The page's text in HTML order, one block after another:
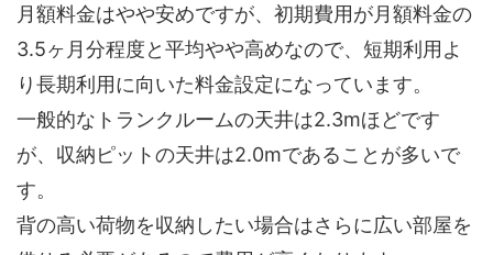
月額料金はやや安めですが、初期費用が月額料金の
3.5ヶ月分程度と平均やや高めなので、短期利用よ
り長期利用に向いた料金設定になっています。
一般的なトランクルームの天井は2.3mほどです
が、収納ピットの天井は2.0mであることが多いで
す。
背の高い荷物を収納したい場合はさらに広い部屋を